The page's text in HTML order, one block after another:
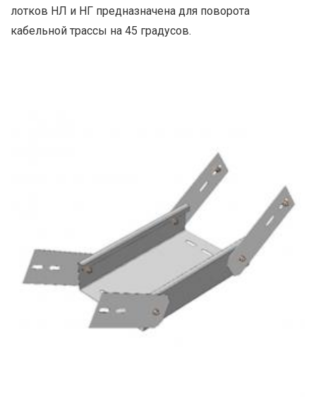
лотков НЛ и НГ предназначена для поворота
кабельной трассы на 45 градусов.